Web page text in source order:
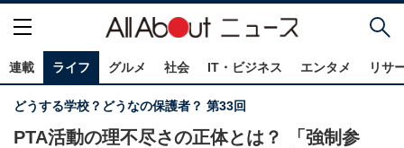
連載 ライフ グルメ 社会 IT・ビジネス エンタメ リサ
どうする学校？どうなの保護者？ 第33回
PTA活動の理不尽さの正体とは？ 「強制参